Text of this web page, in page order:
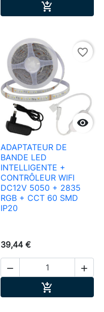


favorite_border
ADAPTATEUR DE
BANDE LED
INTELLIGENTE +
CONTRÔLEUR WIFI
DC12V 5050 + 2835
RGB + CCT 60 SMD
IP20
39,44 €
 
